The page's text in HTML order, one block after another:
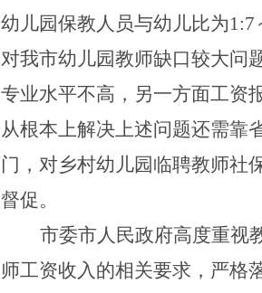
幼儿园保教人员与幼儿比为1:7
对我市幼儿园教师缺口较大问
专业水平不高，另一方面工资
从根本上解决上述问题还需靠
门，对乡村幼儿园临聘教师社
督促。
市委市人民政府高度重视
师工资收入的相关要求，严格